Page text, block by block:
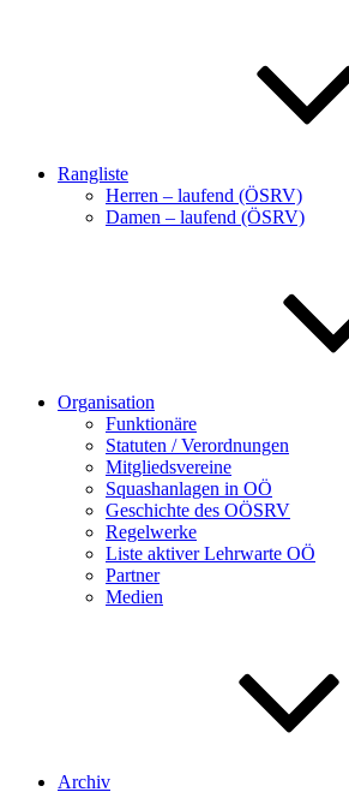
Rangliste
Herren – laufend (ÖSRV)
Damen – laufend (ÖSRV)
Organisation
Funktionäre
Statuten / Verordnungen
Mitgliedsvereine
Squashanlagen in OÖ
Geschichte des OÖSRV
Regelwerke
Liste aktiver Lehrwarte OÖ
Partner
Medien
Archiv